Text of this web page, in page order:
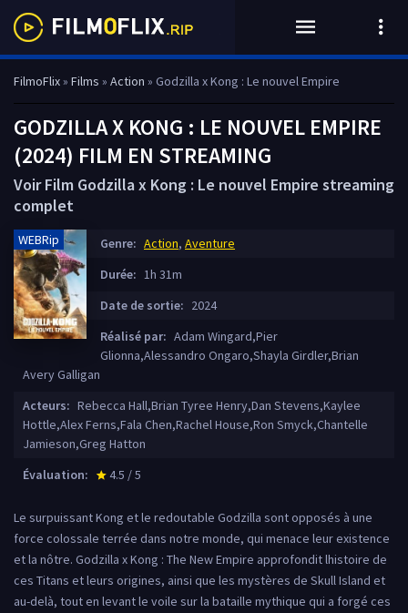
FilmoFlix» Films » Action » Godzilla x Kong : Le nouvel Empire
GODZILLA X KONG : LE NOUVEL EMPIRE
(2024) FILM EN STREAMING
Voir Film Godzilla x Kong : Le nouvel Empire streaming
complet
WEBRip Genre: Action, Aventure
Durée: 1h 31m
Date de sortie: 2024
Réalisé par: Adam Wingard,Pier
Glionna,Alessandro Ongaro,Shayla Girdler,Brian
Avery Galligan
Acteurs: Rebecca Hall,Brian Tyree Henry,Dan Stevens,Kaylee
Hottle,Alex Ferns,Fala Chen,Rachel House,Ron Smyck,Chantelle
Jamieson,Greg Hatton
Évaluation:
star_rate
4.5 / 5
Le surpuissant Kong et le redoutable Godzilla sont opposés à une
force colossale terrée dans notre monde, qui menace leur existence
et la nôtre. Godzilla x Kong : The New Empire approfondit lhistoire de
ces Titans et leurs origines, ainsi que les mystères de Skull Island et
au-delà, tout en levant le voile sur la bataille mythique qui a forgé ces